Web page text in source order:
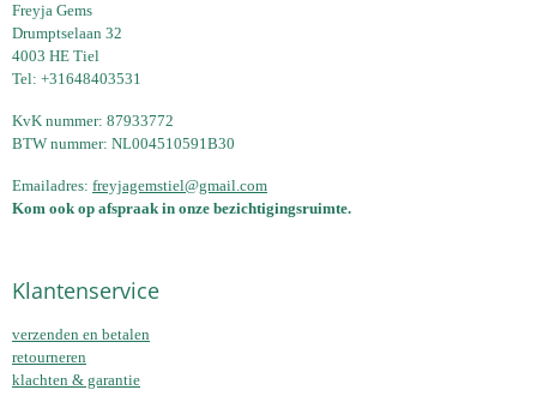
Freyja Gems
Drumptselaan 32
4003 HE Tiel
Tel: +31648403531
KvK nummer: 87933772
BTW nummer: NL004510591B30
Emailadres: freyjagemstiel@gmail.com
Kom ook op afspraak in onze bezichtigingsruimte.
Klantenservice
verzenden en betalen
retourneren
klachten & garantie